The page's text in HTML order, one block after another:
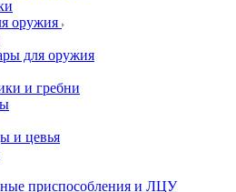
оружия
для оружия
и гребни
и цевья
приспособления и ЛЦУ